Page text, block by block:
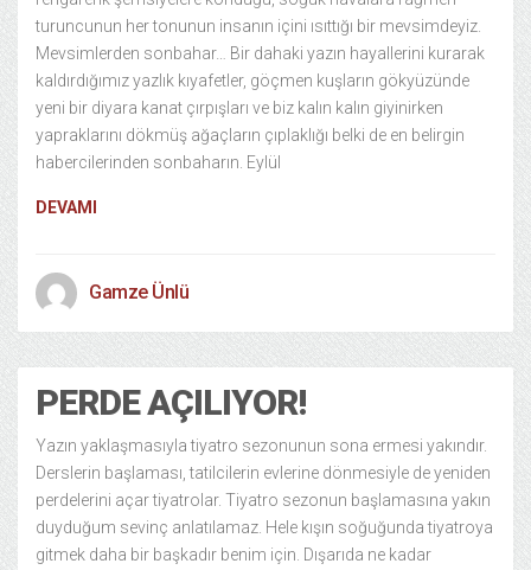
turuncunun her tonunun insanın içini ısıttığı bir mevsimdeyiz.
Mevsimlerden sonbahar… Bir dahaki yazın hayallerini kurarak
kaldırdığımız yazlık kıyafetler, göçmen kuşların gökyüzünde
yeni bir diyara kanat çırpışları ve biz kalın kalın giyinirken
yapraklarını dökmüş ağaçların çıplaklığı belki de en belirgin
habercilerinden sonbaharın. Eylül
DEVAMI
Gamze Ünlü
PERDE AÇILIYOR!
Yazın yaklaşmasıyla tiyatro sezonunun sona ermesi yakındır.
Derslerin başlaması, tatilcilerin evlerine dönmesiyle de yeniden
perdelerini açar tiyatrolar. Tiyatro sezonun başlamasına yakın
duyduğum sevinç anlatılamaz. Hele kışın soğuğunda tiyatroya
gitmek daha bir başkadır benim için. Dışarıda ne kadar